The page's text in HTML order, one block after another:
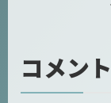
コメント